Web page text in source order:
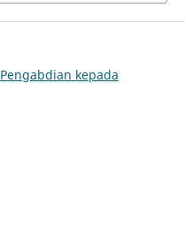
kepada